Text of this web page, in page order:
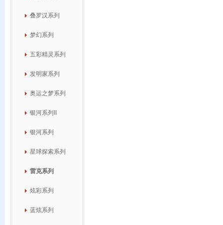
叠罗汉系列
梦幻系列
五彩精灵系列
发明家系列
奥运之梦系列
银河系列II
银河系列
星球探索系列
雷克系列
炫彩系列
蓝炫系列